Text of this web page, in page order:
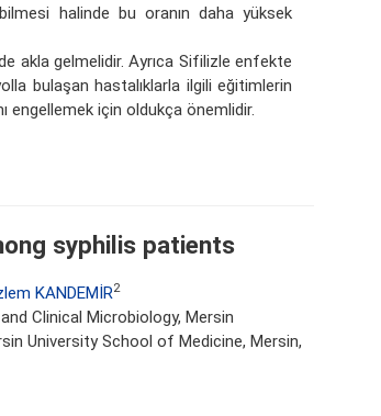
halinde bu oranın daha yüksek
akla gelmelidir. Ayrıca Sifilizle enfekte
bulaşan hastalıklarla ilgili eğitimlerin
engellemek için oldukça önemlidir.
syphilis patients
KANDEMİR2
Clinical Microbiology, Mersin
University School of Medicine, Mersin,